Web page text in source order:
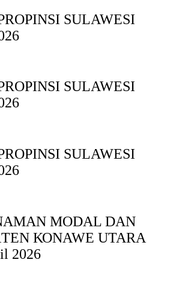
SULAWESI
SULAWESI
SULAWESI
MODAL DAN
ΚΟNAWE UTARA
2026